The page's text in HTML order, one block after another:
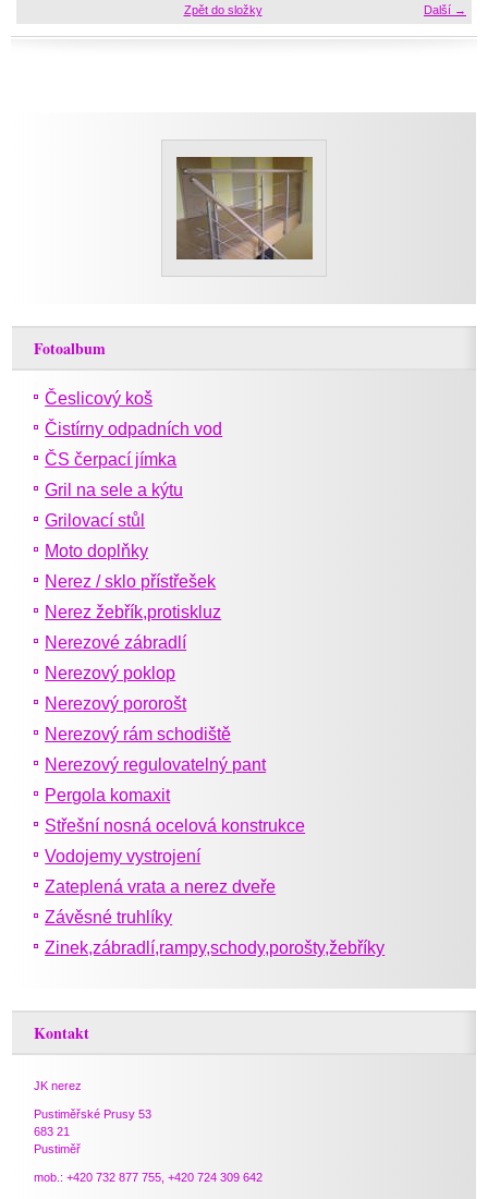
Další →
Zpět do složky
Fotoalbum
Česlicový koš
Čistírny odpadních vod
ČS čerpací jímka
Gril na sele a kýtu
Grilovací stůl
Moto doplňky
Nerez / sklo přístřešek
Nerez žebřík,protiskluz
Nerezové zábradlí
Nerezový poklop
Nerezový pororošt
Nerezový rám schodiště
Nerezový regulovatelný pant
Pergola komaxit
Střešní nosná ocelová konstrukce
Vodojemy vystrojení
Zateplená vrata a nerez dveře
Závěsné truhlíky
Zinek,zábradlí,rampy,schody,porošty,žebříky
Kontakt
JK nerez
Pustiměřské Prusy 53
683 21
Pustiměř
mob.: +420 732 877 755, +420 724 309 642